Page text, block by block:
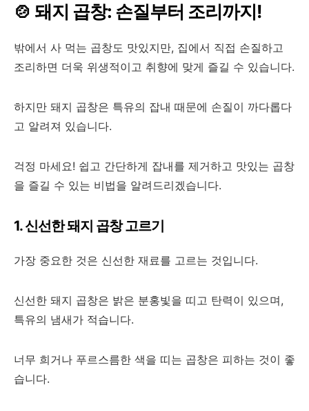
🍲 돼지 곱창: 손질부터 조리까지!
밖에서 사 먹는 곱창도 맛있지만, 집에서 직접 손질하고
조리하면 더욱 위생적이고 취향에 맞게 즐길 수 있습니다.
하지만 돼지 곱창은 특유의 잡내 때문에 손질이 까다롭다
고 알려져 있습니다.
걱정 마세요! 쉽고 간단하게 잡내를 제거하고 맛있는 곱창
을 즐길 수 있는 비법을 알려드리겠습니다.
1. 신선한 돼지 곱창 고르기
가장 중요한 것은 신선한 재료를 고르는 것입니다.
신선한 돼지 곱창은 밝은 분홍빛을 띠고 탄력이 있으며,
특유의 냄새가 적습니다.
너무 희거나 푸르스름한 색을 띠는 곱창은 피하는 것이 좋
습니다.